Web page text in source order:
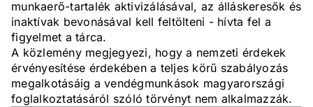
munkaerő-tartalék aktivizálásával, az álláskeresők és
inaktívak bevonásával kell feltölteni - hívta fel a
figyelmet a tárca.
A közlemény megjegyezi, hogy a nemzeti érdekek
érvényesítése érdekében a teljes körű szabályozás
megalkotásáig a vendégmunkások magyarországi
foglalkoztatásáról szóló törvényt nem alkalmazzák.